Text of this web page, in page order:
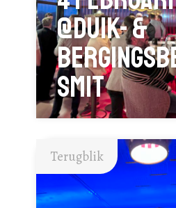
@Duik- &
SMIT
Terugblik